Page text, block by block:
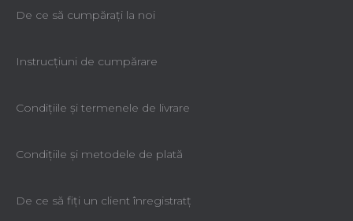
De ce să cumpăraţi la noi
Instrucțiuni de cumpărare
Condiţiile şi termenele de livrare
Condiţiile şi metodele de plată
De ce să fiţi un client înregistratţ